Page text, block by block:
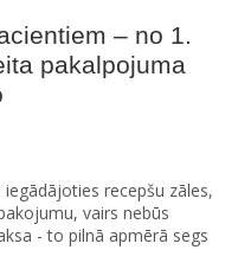
– no 1.
pakalpojuma
recepšu zāles,
vairs nebūs
- to pilnā apmērā segs